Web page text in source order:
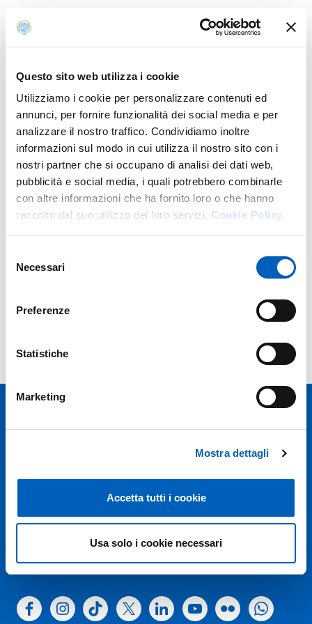
Questo sito web utilizza i cookie
Utilizziamo i cookie per personalizzare contenuti ed
annunci, per fornire funzionalità dei social media e per
analizzare il nostro traffico. Condividiamo inoltre
informazioni sul modo in cui utilizza il nostro sito con i
nostri partner che si occupano di analisi dei dati web,
pubblicità e social media, i quali potrebbero combinarle
con altre informazioni che ha fornito loro o che hanno
raccolto dal suo utilizzo dei loro servizi. Cookie Policy.
delNecessari
Preferenze
Statistiche
Marketing
Mostra dettagli
Accetta tutti i cookie
Usa solo i cookie necessari
Contatti
Attività del docente
Calendario esami Orario delle lezioni
Insegnamenti
Anno accademico di erogazione: 2026/2027
STORIA E TECNICA DELLA TELEVISIONE (CON
PER LE INDUSTRIE CREATIVE
Anno: 3°
protocollo@pec.unipr.it
FacebookInstagramTikTok X LinkedinYoutubeFlickr